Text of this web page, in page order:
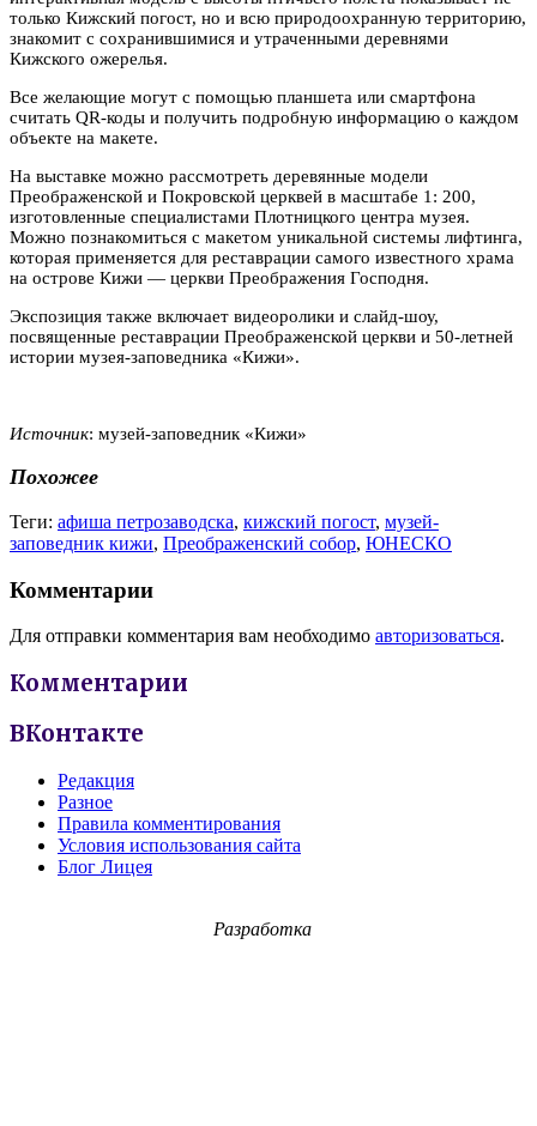
только Кижский погост, но и всю природоохранную территорию,
знакомит с сохранившимися и утраченными деревнями
Кижского ожерелья.
Все желающие могут с помощью планшета или смартфона
считать QR-коды и получить подробную информацию о каждом
объекте на макете.
На выставке можно рассмотреть деревянные модели
Преображенской и Покровской церквей в масштабе 1: 200,
изготовленные специалистами Плотницкого центра музея.
Можно познакомиться с макетом уникальной системы лифтинга,
которая применяется для реставрации самого известного храма
на острове Кижи — церкви Преображения Господня.
Экспозиция также включает видеоролики и слайд-шоу,
посвященные реставрации Преображенской церкви и 50-летней
истории музея-заповедника «Кижи».
Источник: музей-заповедник «Кижи»
Похожее
Теги: афиша петрозаводска, кижский погост, музей-
заповедник кижи, Преображенский собор, ЮНЕСКО
Комментарии
Для отправки комментария вам необходимо авторизоваться.
Комментарии
ВКонтакте
Редакция
Разное
Правила комментирования
Условия использования сайта
Блог Лицея
Разработка